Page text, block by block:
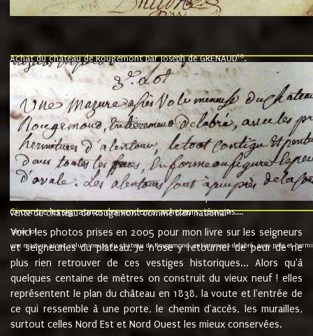
Achat du château de Rougemont par Joseph de GRENAUD10.
"l'an mil six cent soixante treze le ving neuvième jour du mois de
nommé fut présent Messire Claude Guillaume de Moyriat chevalier baron
vend, purement simplement et irrevocablement a monseigneur monsieur
et chavannes conseiller du roy au parlement de Bourgogne, present et
que le dit seigneur Baron de la Vellière a sur ses hommes, indivisables et
de la Velliere tout ainsi et comme le dit seigneur Baron et ses
présent......"
suivent les rentes, donation des terriers, etc... au prix de 880 livre louis
Ci contre les signatures des vendeurs, acheteurs, témoins....
vente du château de Rougemont comme bien national9.
"3ème lot
une mazure assez volumineuse du chateau de Rougemond, entierement delabré, avec près et
Voici les photos prises en 2005 pour mon livre sur les seigneurs
et seigneuries du plateau. Je n'ose y retourner de peur de ne
plus rien retrouver de ces vestiges historiques... Alors qu'à
quelques centaine de mètres on construit du vieux neuf ! elles
représentent le plan du château en 1838, la voute et l'entrée de
ce qui ressemble à une porte, le chemin d'accès, les murailles,
surtout celles Nord Est et Nord Ouest les mieux conservées.